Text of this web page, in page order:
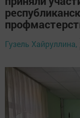
Гузель Хайруллина,